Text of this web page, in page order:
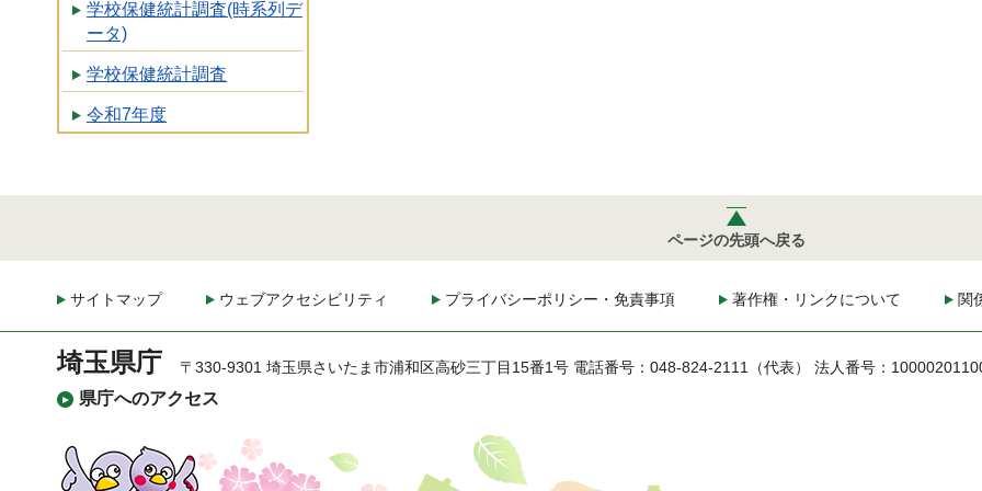
学校保健統計調査(時系列デ
ータ)
学校保健統計調査
令和7年度
ページの先頭へ戻る
サイトマップ ウェブアクセシビリティ プライバシーポリシー・免責事項 著作権・リンクについて 関
埼玉県庁
県庁へのアクセス
〒330-9301 埼玉県さいたま市浦和区高砂三丁目15番1号 電話番号：048-824-2111（代表） 法人番号：